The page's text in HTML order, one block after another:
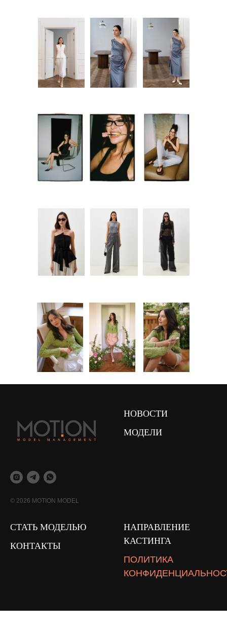
© 2026 MOTION MODEL
НОВОСТИ
МОДЕЛИ
СТАТЬ МОДЕЛЬЮ
КОНТАКТЫ
НАПРАВЛЕНИЕ
КАСТИНГА
ПОЛИТИКА